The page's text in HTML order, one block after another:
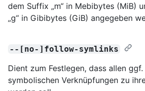
dem Suffix „m“ in Mebibytes (MiB)
„g“ in Gibibytes (GiB) angegeben
--[no-]follow-symlinks
Dient zum Festlegen, dass allen
symbolischen Verknüpfungen zu